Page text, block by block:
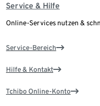
Service & Hilfe
Online-Services nutzen &
Service-Bereich
Hilfe & Kontakt
Tchibo Online-Konto